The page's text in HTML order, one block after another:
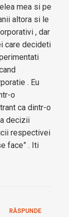
mea si pe
altora si le
, dar
care decideti
. Eu
o
ca dintr-o
decizii
respectivei
face” . Iti
RĂSPUNDE